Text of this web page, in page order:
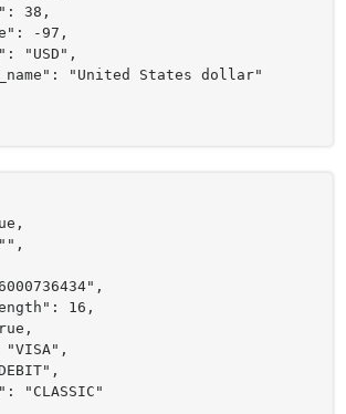
38,
-97,
"USD",
"United States dollar"
16,
"VISA",
"CLASSIC"